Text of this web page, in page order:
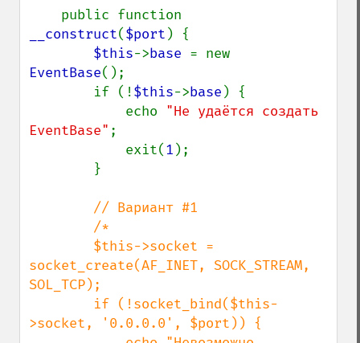
__construct($port ) {
$this->base
EventBase();
        if (!
$this->base ) {
            echo
"Не удаётся создать
EventBase" ;
            exit(
1 );
// Вариант #1
socket_create(AF_INET, SOCK_STREAM,
SOL_TCP);
>socket, '0.0.0.0', $port)) {